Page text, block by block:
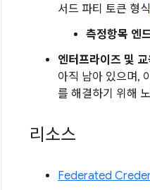
서드 파티 토큰 형식
측정항목 엔
엔터프라이즈 및
아직 남아 있으며,
를 해결하기 위해
리소스
Federated